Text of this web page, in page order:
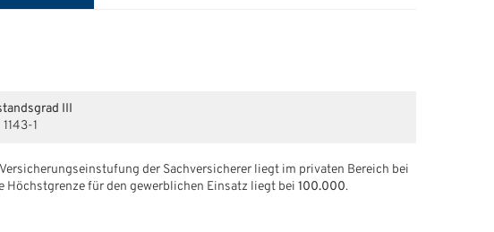
III
1
der Sachversicherer liegt im privaten Bereich bei
Höchstgrenze für den gewerblichen Einsatz liegt bei 100.000.